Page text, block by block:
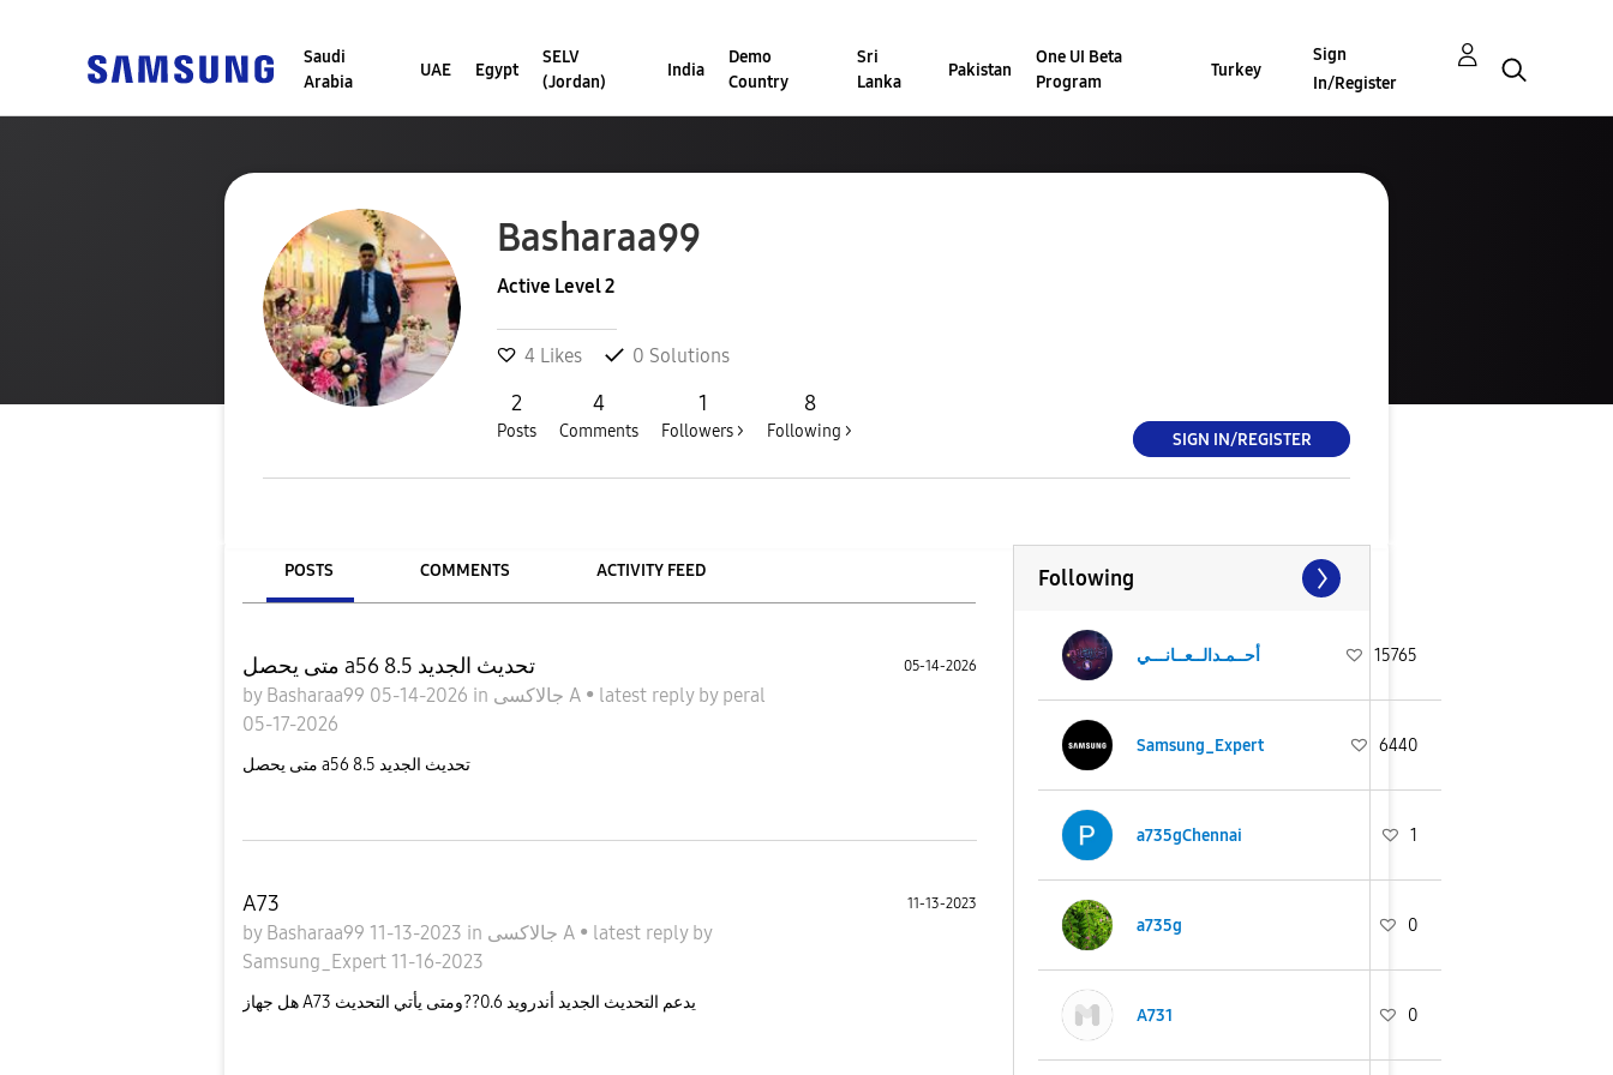
Saudi
Arabia
UAE Egypt
SELV
(Jordan)
India
Demo
Country
Sri
Lanka
Pakistan
One UI Beta
Program
Turkey
Sign
In/Register
Basharaa99
Active Level 2
4 Likes 0 Solutions
2
Posts
4
Comments
1
Followers >
8
Following > SIGN IN/REGISTER
POSTS COMMENTS ACTIVITY FEED
متى يحصل a56 تحديث الجديد 8.5
by Basharaa99 05-14-2026 in جالاكسى A • latest reply by peral
05-17-2026
05-14-2026
متى يحصل a56 تحديث الجديد 8.5
A73
by Basharaa99 11-13-2023 in جالاكسى A • latest reply by
Samsung_Expert 11-16-2023
11-13-2023
هل جهاز A73 يدعم التحديث الجديد أندرويد 0.6??ومتى يأتي التحديث
Following
أحــمـدالــعــانـــي 15765
Samsung_Expert 6440
a735gChennai 1
a735g 0
A731 0